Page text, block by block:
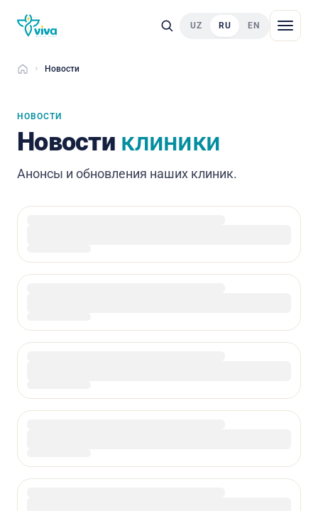
UZ RU EN
ГлавнаяНовости
НОВОСТИ
Новости клиники
Анонсы и обновления наших клиник.